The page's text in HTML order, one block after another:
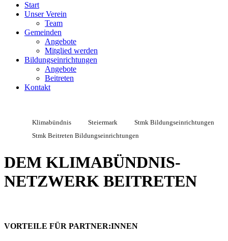
Start
Unser Verein
Team
Gemeinden
Angebote
Mitglied werden
Bildungseinrichtungen
Angebote
Beitreten
Kontakt
Klimabündnis Steiermark
Stmk Bildungseinrichtungen
Stmk Beitreten Bildungseinrichtungen
DEM KLIMABÜNDNIS-
NETZWERK BEITRETEN
VORTEILE FÜR PARTNER:INNEN